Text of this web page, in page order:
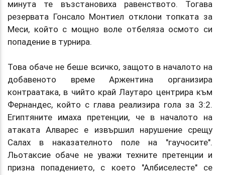
минута те възстановиха равенството. Тогава
резервата Гонсало Монтиел отклони топката за
Меси, който с мощно воле отбеляза осмото си
попадение в турнира.
Това обаче не беше всичко, защото в началото на
добавеното време Аржентина организира
контраатака, в чийто край Лаутаро центрира към
Фернандес, който с глава реализира гола за 3:2.
Египтяните имаха претенции, че в началото на
атаката Алварес е извършил нарушение срещу
Салах в наказателното поле на "гаучосите".
Льотаксие обаче не уважи техните претенции и
призна попадението, с което "Албиселесте" се